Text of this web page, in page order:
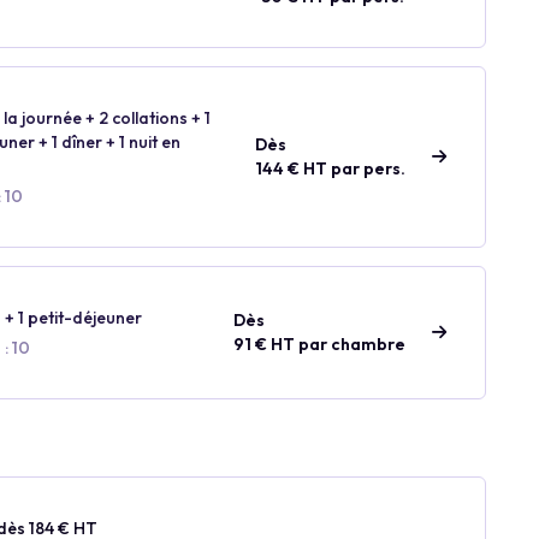
journée + 2 collations + 1
+ 1 dîner + 1 nuit en
Dès
144 € HT par pers.
+ 1 petit-déjeuner
10
Dès
91 € HT par chambre
184 € HT